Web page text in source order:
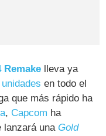
Remake lleva ya
en todo el
que más rápido ha
, Capcom ha
lanzará unaGold